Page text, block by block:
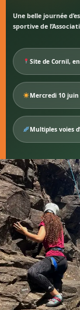
Une belle journée
sportive de
Site de Cornil,
Mercredi 10 juin
Multiples voies